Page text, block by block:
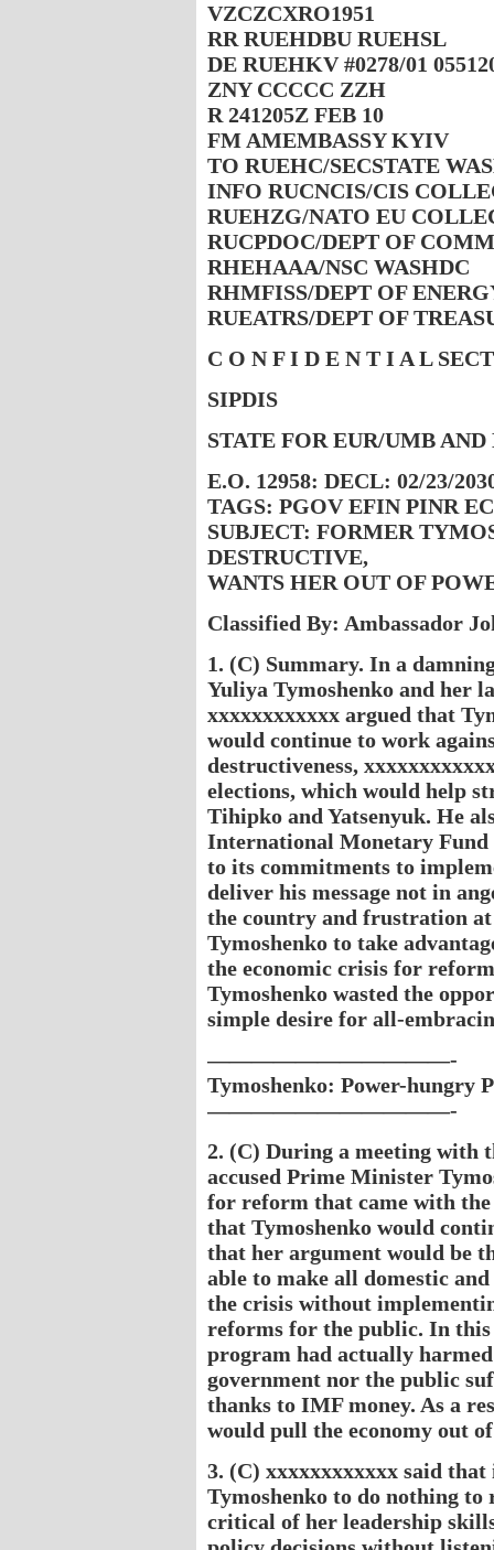
VZCZCXRO1951
RR RUEHDBU RUEHSL
DE RUEHKV #0278/01
ZNY CCCCC ZZH
R 241205Z FEB 10
FM AMEMBASSY KYIV
TO RUEHC/SECSTATE
INFO RUCNCIS/CIS
RUEHZG/NATO EU
RUCPDOC/DEPT OF
RHEHAAA/NSC WASHDC
RHMFISS/DEPT OF
RUEATRS/DEPT OF
C O N F I D E N T I A L
SIPDIS
STATE FOR EUR/UMB
E.O. 12958: DECL: 02/23/
TAGS: PGOV EFIN PINR
SUBJECT: FORMER
DESTRUCTIVE,
WANTS HER OUT OF
Classified By: Ambassador
1. (C) Summary. In a
Yuliya Tymoshenko and her
xxxxxxxxxxxx argued that
would continue to work
destructiveness,
elections, which would help
Tihipko and Yatsenyuk. He
International Monetary
to its commitments to
deliver his message not in
the country and frustration
Tymoshenko to take
the economic crisis for
Tymoshenko wasted the
simple desire for all-
———————————-
Tymoshenko: Power-hungry
———————————-
2. (C) During a meeting with
accused Prime Minister
for reform that came with the
that Tymoshenko would
that her argument would be
able to make all domestic
the crisis without
reforms for the public. In this
program had actually
government nor the public
thanks to IMF money. As a
would pull the economy out
3. (C) xxxxxxxxxxxx said that
Tymoshenko to do nothing to
critical of her leadership